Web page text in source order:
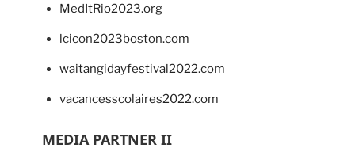
MedItRio2023.org
lcicon2023boston.com
waitangidayfestival2022.com
vacancesscolaires2022.com
MEDIA PARTNER II